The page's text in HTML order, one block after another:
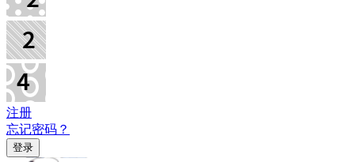
注册
忘记密码？